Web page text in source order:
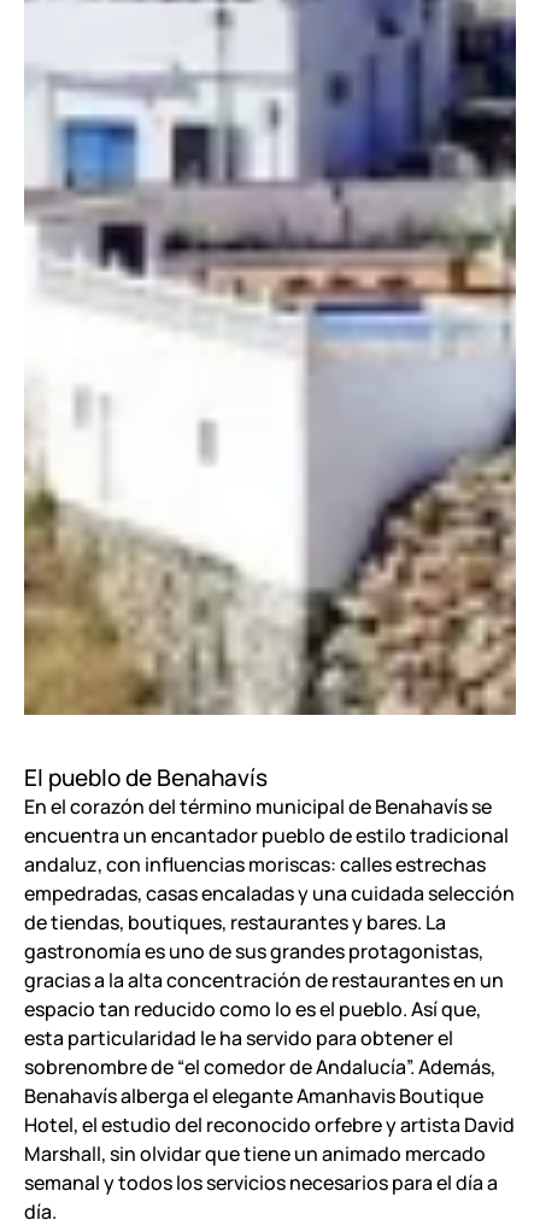
El pueblo de Benahavís
En el corazón del término municipal de Benahavís se
encuentra un encantador pueblo de estilo tradicional
andaluz, con influencias moriscas: calles estrechas
empedradas, casas encaladas y una cuidada selección
de tiendas, boutiques, restaurantes y bares. La
gastronomía es uno de sus grandes protagonistas,
gracias a la alta concentración de restaurantes en un
espacio tan reducido como lo es el pueblo. Así que,
esta particularidad le ha servido para obtener el
sobrenombre de “el comedor de Andalucía”. Además,
Benahavís alberga el elegante Amanhavis Boutique
Hotel, el estudio del reconocido orfebre y artista David
Marshall, sin olvidar que tiene un animado mercado
semanal y todos los servicios necesarios para el día a
día.